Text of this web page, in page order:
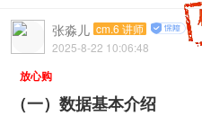
张淼儿 cm.6 讲师
2025-8-22 10:06:48
放心购
（一）数据基本介绍